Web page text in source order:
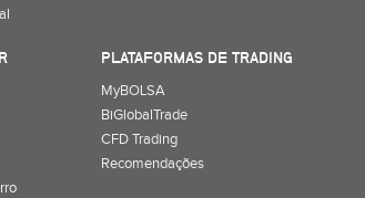
PLATAFORMAS DE TRADING
MyBOLSA
BiGlobalTrade
CFD Trading
Recomendações